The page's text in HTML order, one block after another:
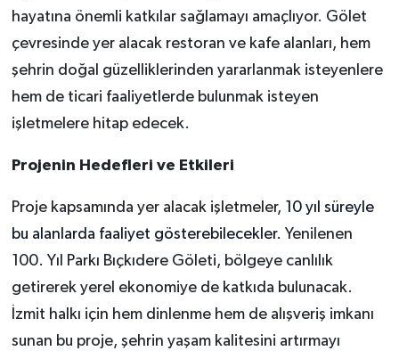
hayatına önemli katkılar sağlamayı amaçlıyor. Gölet
çevresinde yer alacak restoran ve kafe alanları, hem
şehrin doğal güzelliklerinden yararlanmak isteyenlere
hem de ticari faaliyetlerde bulunmak isteyen
işletmelere hitap edecek.
Projenin Hedefleri ve Etkileri
Proje kapsamında yer alacak işletmeler,
10 yıl süreyle
bu alanlarda faaliyet gösterebilecekler. Yenilenen
100. Yıl Parkı Bıçkıdere Göleti, bölgeye canlılık
getirerek yerel ekonomiye de katkıda bulunacak.
İzmit halkı için hem dinlenme hem de alışveriş imkanı
sunan bu proje, şehrin yaşam kalitesini artırmayı